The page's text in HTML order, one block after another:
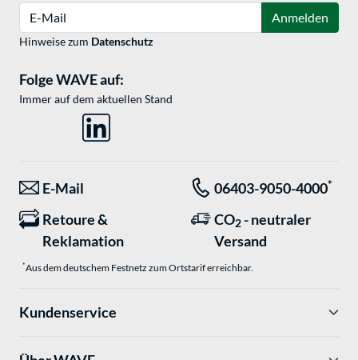
Anmelden
Hinweise zum Datenschutz
Folge WAVE auf:
Immer auf dem aktuellen Stand
E-Mail 06403-9050-4000*
Retoure &
Reklamation
CO2 - neutraler
Versand
*Aus dem deutschem Festnetz zum Ortstarif erreichbar.
Kundenservice